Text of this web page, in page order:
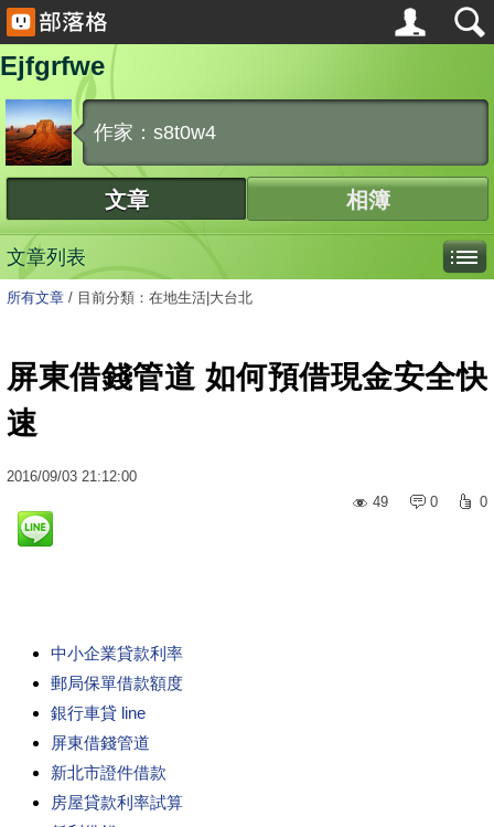
Ejfgrfwe
作家：s8t0w4
文章 相簿
文章列表
所有文章 / 目前分類：在地生活|大台北
屏東借錢管道 如何預借現金安全快
速
2016/09/03 21:12:00
49
0 0
中小企業貸款利率
郵局保單借款額度
銀行車貸 line
屏東借錢管道
新北市證件借款
房屋貸款利率試算